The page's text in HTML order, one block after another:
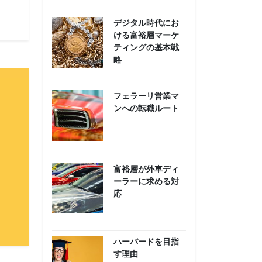
デジタル時代にお
ける富裕層マーケ
ティングの基本戦
略
フェラーリ営業マ
ンへの転職ルート
富裕層が外車ディ
ーラーに求める対
応
ハーバードを目指
す理由